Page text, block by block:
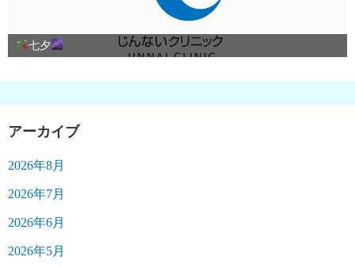
七夕
アーカイブ
2026年8月
2026年7月
2026年6月
2026年5月